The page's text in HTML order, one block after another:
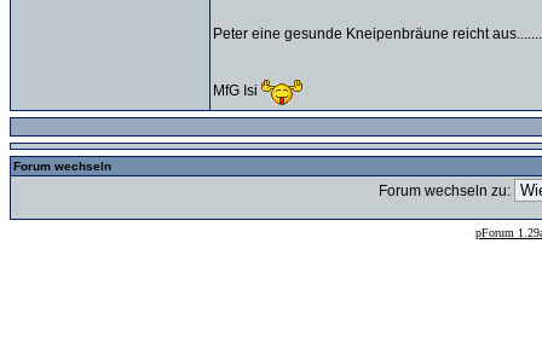
Peter eine gesunde Kneipenbräune reicht
MfG Isi
Forum wechseln
Forum wechseln zu:
pForum